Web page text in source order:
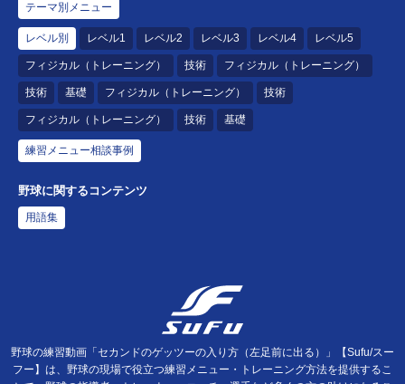
テーマ別メニュー
レベル別 レベル1 レベル2 レベル3 レベル4 レベル5
フィジカル（トレーニング） 技術 フィジカル（トレーニング）
技術 基礎 フィジカル（トレーニング） 技術
フィジカル（トレーニング） 技術 基礎
練習メニュー相談事例
野球に関するコンテンツ
用語集
野球の練習動画「セカンドのゲッツーの入り方（左足前に出る）」【Sufu/スー
フー】は、野球の現場で役立つ練習メニュー・トレーニング方法を提供するこ